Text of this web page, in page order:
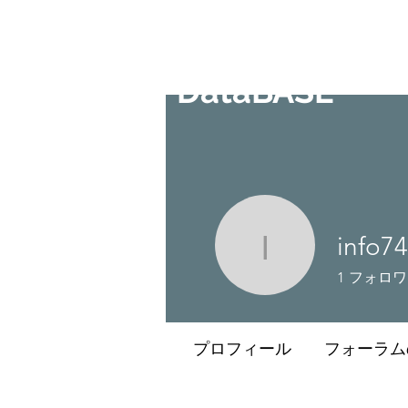
DataBASE
1 フォロ
プロフィール フォーラ